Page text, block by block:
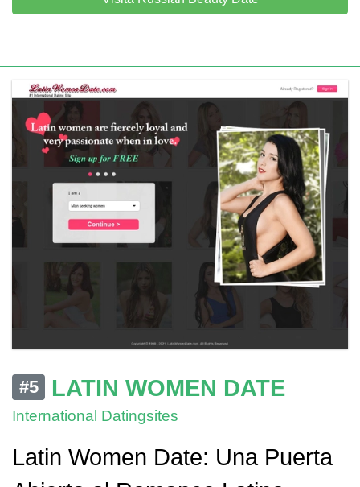
#5 LATIN WOMEN DATE
International Datingsites
Latin Women Date: Una Puerta